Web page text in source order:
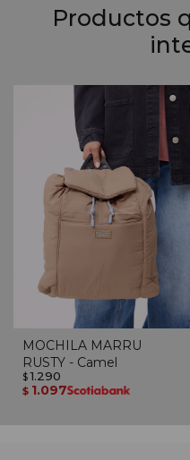
Productos
MOCHILA MARRU
RUSTY - Camel
$ 1.290
$ 1.097